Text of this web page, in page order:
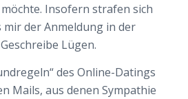
Insofern strafen sich
der Anmeldung in der
Lügen.
des Online-Datings
Mails, aus denen Sympathie